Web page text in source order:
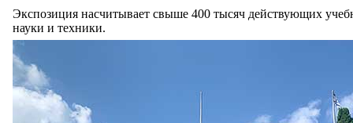
Экспозиция насчитывает свыше 400 тысяч действующих
науки и техники.